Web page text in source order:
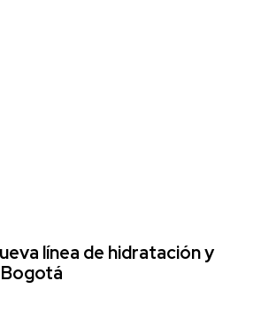
línea de hidratación y